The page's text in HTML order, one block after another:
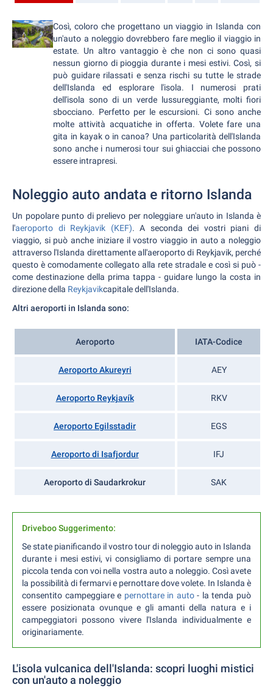
Così, coloro che progettano un viaggio in Islanda con
un'auto a noleggio dovrebbero fare meglio il viaggio in
estate. Un altro vantaggio è che non ci sono quasi
nessun giorno di pioggia durante i mesi estivi. Così, si
può guidare rilassati e senza rischi su tutte le strade
dell'Islanda ed esplorare l'isola. I numerosi prati
dell'isola sono di un verde lussureggiante, molti fiori
sbocciano. Perfetto per le escursioni. Ci sono anche
molte attività acquatiche in offerta. Volete fare una
gita in kayak o in canoa? Una particolarità dell'Islanda
sono anche i numerosi tour sui ghiacciai che possono
essere intrapresi.
Noleggio auto andata e ritorno Islanda
Un popolare punto di prelievo per noleggiare un'auto in Islanda è
l'aeroporto di Reykjavik (KEF). A seconda dei vostri piani di
viaggio, si può anche iniziare il vostro viaggio in auto a noleggio
attraverso l'Islanda direttamente all'aeroporto di Reykjavik, perché
questo è comodamente collegato alla rete stradale e così si può -
come destinazione della prima tappa - guidare lungo la costa in
direzione della Reykjavikcapitale dell'Islanda.
Altri aeroporti in Islanda sono:
Aeroporto IATA-Codice
Aeroporto Akureyri AEY
Aeroporto Reykjavík RKV
Aeroporto Egilsstadir EGS
Aeroporto di Isafjordur IFJ
Aeroporto di Saudarkrokur SAK
Driveboo Suggerimento:
Se state pianificando il vostro tour di noleggio auto in Islanda
durante i mesi estivi, vi consigliamo di portare sempre una
piccola tenda con voi nella vostra auto a noleggio. Così avete
la possibilità di fermarvi e pernottare dove volete. In Islanda è
consentito campeggiare e pernottare in auto- la tenda può
essere posizionata ovunque e gli amanti della natura e i
campeggiatori possono vivere l'Islanda individualmente e
originariamente.
L'isola vulcanica dell'Islanda: scopri luoghi mistici
con un'auto a noleggio